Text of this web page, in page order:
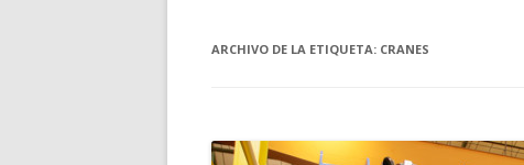
ARCHIVO DE LA ETIQUETA: CRANES